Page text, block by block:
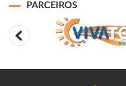
PARCEIROS